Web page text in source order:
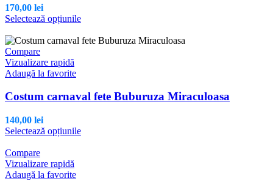
170,00 lei
Selectează opțiunileAcest
are
pot
pagina
Compare
Vizualizare rapidă
Adaugă la favorite
Costum carnaval fete Buburuza Miraculoasa
140,00 lei
Selectează opțiunileAcest
Compare
Vizualizare rapidă
Adaugă la favorite